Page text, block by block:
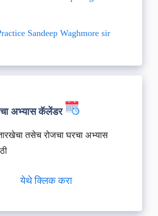
Sandeep Waghmore sir
अभ्यास कॅलेंडर
तसेच रोजचा घरचा अभ्यास
येथे क्लिक करा